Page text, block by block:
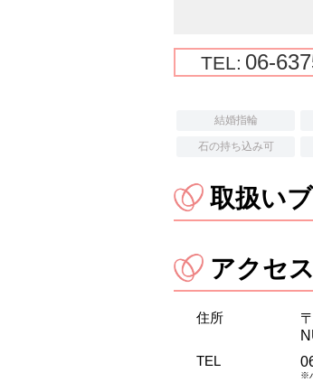
TEL: 06-
結婚指輪
石の持ち込み可
取扱い
アクセス
住所
TEL
※